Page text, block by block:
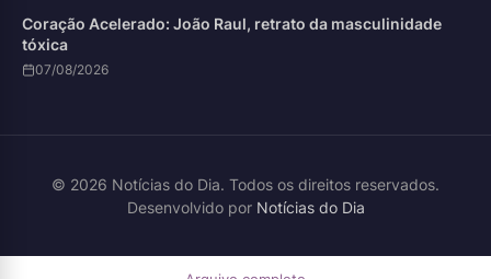
Coração Acelerado: João Raul, retrato da masculinidade
tóxica
07/08/2026
© 2026 Notícias do Dia. Todos os direitos reservados.
Desenvolvido por Notícias do Dia